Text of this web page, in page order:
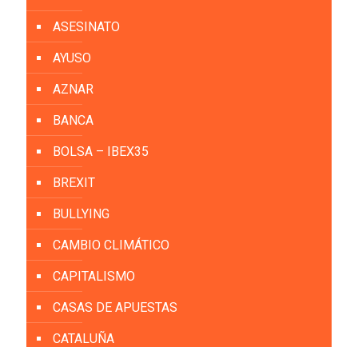
ASESINATO
AYUSO
AZNAR
BANCA
BOLSA – IBEX35
BREXIT
BULLYING
CAMBIO CLIMÁTICO
CAPITALISMO
CASAS DE APUESTAS
CATALUÑA